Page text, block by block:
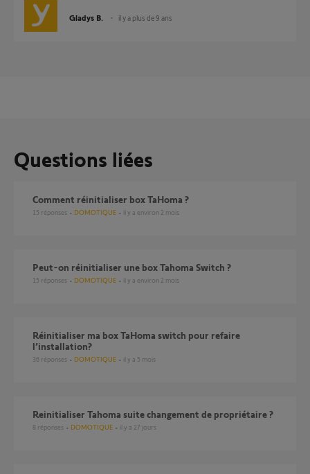
Gladys B. il y a plus de 9 ans
Questions liées
Comment réinitialiser box TaHoma ?
15 réponses DOMOTIQUE il y a environ 2 mois
Peut-on réinitialiser une box Tahoma Switch ?
15 réponses DOMOTIQUE il y a environ 2 mois
Réinitialiser ma box TaHoma switch pour refaire
l’installation?
36 réponses DOMOTIQUE il y a 5 mois
Reinitialiser Tahoma suite changement de propriétaire ?
8 réponses DOMOTIQUE il y a 27 jours